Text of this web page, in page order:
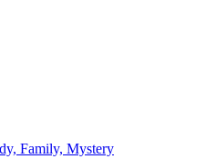
Family, Mystery